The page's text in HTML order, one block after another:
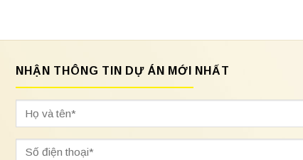
NHẬN THÔNG TIN DỰ ÁN MỚI NHẤT